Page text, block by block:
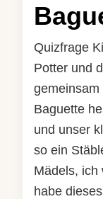
Quizfrage
Potter und
Baguette
und unser
so ein
Mädels, ich
habe